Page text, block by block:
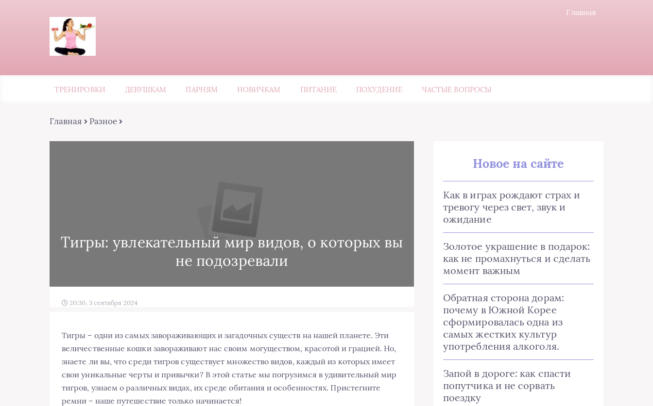
Главная
ТРЕНИРОВКИ ДЕВУШКАМ ПАРНЯМ НОВИЧКАМ ПИТАНИЕ ПОХУДЕНИЕ ЧАСТЫЕ ВОПРОСЫ
Главная Разное
Тигры: увлекательный мир видов, о которых вы
не подозревали
20:30, 3 сентября 2024
Тигры – одни из самых завораживающих и загадочных существ на нашей планете. Эти
величественные кошки завораживают нас своим могуществом, красотой и грацией. Но,
знаете ли вы, что среди тигров существует множество видов, каждый из которых имеет
свои уникальные черты и привычки? В этой статье мы погрузимся в удивительный мир
тигров, узнаем о различных видах, их среде обитания и особенностях. Пристегните
ремни – наше путешествие только начинается!
Новое на сайте
Как в играх рождают страх и
тревогу через свет, звук и
ожидание
Золотое украшение в подарок:
как не промахнуться и сделать
момент важным
Обратная сторона дорам:
почему в Южной Корее
сформировалась одна из
самых жестких культур
употребления алкоголя.
Запой в дороге: как спасти
попутчика и не сорвать
поездку